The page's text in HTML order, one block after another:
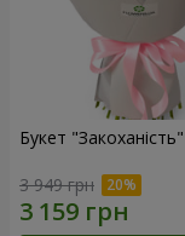
Букет "Закоханість"
3 949 грн